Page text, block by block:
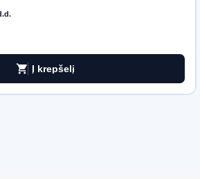
shopping_cart Į krepšelį